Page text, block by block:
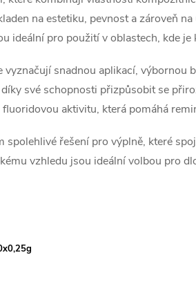
na estetiku, pevnost a zároveň
ideální pro použití v oblastech, kde
vyznačují snadnou aplikací,
své schopnosti přizpůsobit se
aktivitu, která pomáhá
spolehlivé řešení pro výplně, které
vzhledu jsou ideální volbou pro